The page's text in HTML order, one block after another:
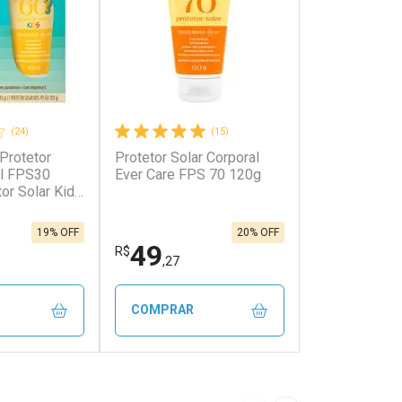
(24)
FPS30
Solar Kids
19% OFF
(15)
Protetor Solar Corporal
Ever Care FPS 70 120g
R$49,27
20% OFF
COMPRAR